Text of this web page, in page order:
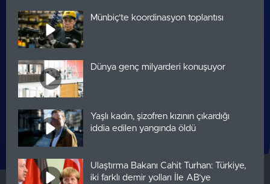
Münbiç’te koordinasyon toplantısı
Dünya genç milyarderi konuşuyor
Yaşlı kadın, şizofren kızının çıkardığı
iddia edilen yangında öldü
Ulaştırma Bakanı Cahit Turhan: Türkiye,
iki farklı demir yolları İle AB’ye